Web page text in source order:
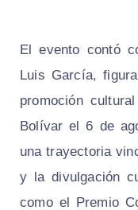
El evento contó
Luis García,
promoción
Bolívar el 6 de
una trayectoria
y la divulgación
como el Premio